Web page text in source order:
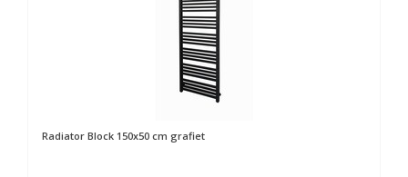
Radiator Block 150x50 cm grafiet